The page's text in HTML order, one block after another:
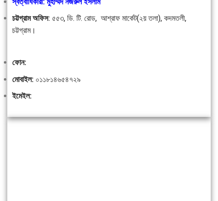
চট্টগ্রাম অফিস: ৫৫৩, ডি. টি. রোড, আশ্রাফ মার্কেট(২য় তলা), কদমতলী,
চট্টগ্রাম।
ফোন:
মোবাইল: ০১১৮১৪৬৫৪৭২৯
ইমেইল: